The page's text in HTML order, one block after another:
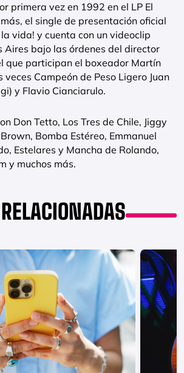
primera vez en 1992 en el LP El
el single de presentación oficial
vida! y cuenta con un videoclip
Aires bajo las órdenes del director
que participan el boxeador Martín
veces Campeón de Peso Ligero Juan
y Flavio Cianciarulo.
Don Tetto, Los Tres de Chile, Jiggy
Bomba Estéreo, Emmanuel
Estelares y Mancha de Rolando,
y muchos más.